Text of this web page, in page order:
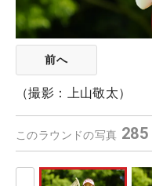
前へ
（撮影：上山敬太）
このラウンドの写真 285